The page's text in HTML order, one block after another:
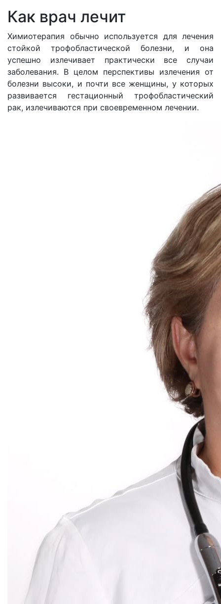
Как врач лечит
Химиотерапия обычно используется для лечения
стойкой трофобластической болезни, и она
успешно излечивает практически все случаи
заболевания. В целом перспективы излечения от
болезни высоки, и почти все женщины, у которых
развивается гестационный трофобластический
рак, излечиваются при своевременном лечении.